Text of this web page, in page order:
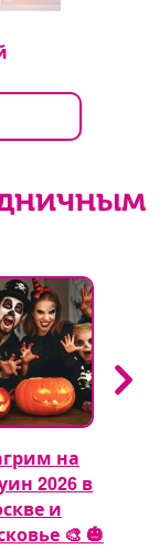
на
2026 в
и
🎨 🎃